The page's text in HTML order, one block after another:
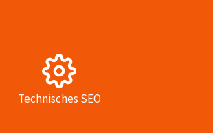
Technisches SEO